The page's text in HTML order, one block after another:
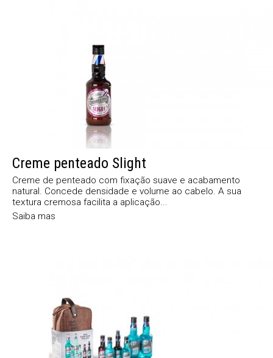
Creme penteado Slight
Creme de penteado com fixação suave e acabamento
natural. Concede densidade e volume ao cabelo. A sua
textura cremosa facilita a aplicação...
Saiba mas